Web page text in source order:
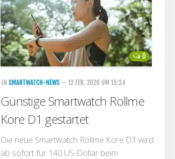
0
IN SMARTWATCH-NEWS — 12 FEB. 2026 UM 15:34
Günstige Smartwatch Rollme
Kore D1 gestartet
Die neue Smartwatch Rollme Kore D1 wird
ab sofort für 140 US-Dollar beim